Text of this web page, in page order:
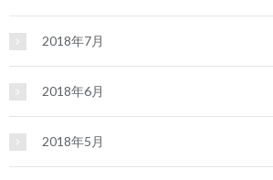
2018年7月
2018年6月
2018年5月